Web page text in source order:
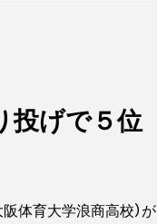
投げで５位
体育大学浪商高校）が